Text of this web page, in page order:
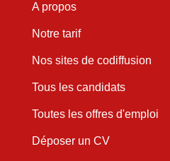
A propos
Notre tarif
Nos sites de codiffusion
Tous les candidats
Toutes les offres d'emploi
Déposer un CV